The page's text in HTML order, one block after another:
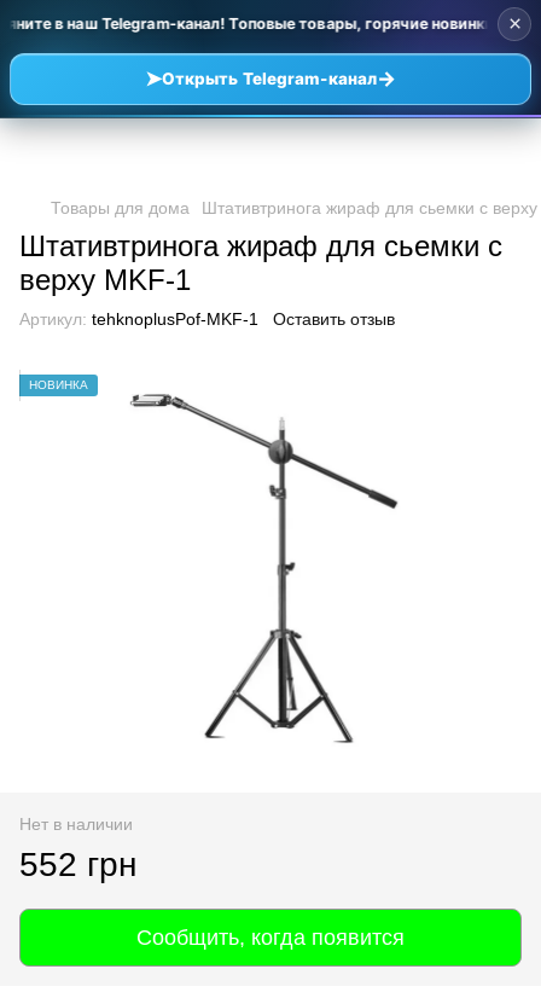
в наш Telegram-канал! Топовые товары, горячие новинки и
➤Открыть Telegram-канал→
×
Товары для дома Штативтринога жираф для сьемки с
Штативтринога жираф для сьемки с
верху MKF-1
Артикул: tehknoplusPof-MKF-1 Оставить отзыв
НОВИНКА
Нет в наличии
552 грн
Сообщить, когда появится